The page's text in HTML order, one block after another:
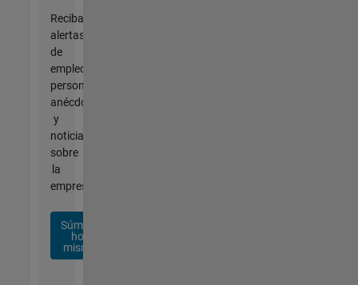
Reciba
alertas
de
empleo
personalizadas,
anécdotas
y
noticias
sobre
la
empresa.
Súmese
hoy
mismo